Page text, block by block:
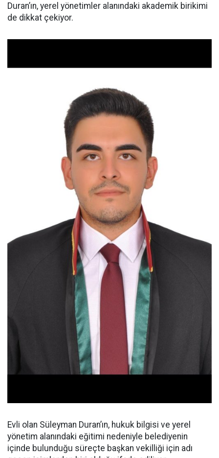
Duran’ın, yerel yönetimler alanındaki akademik birikimi
de dikkat çekiyor.
Evli olan Süleyman Duran’ın, hukuk bilgisi ve yerel
yönetim alanındaki eğitimi nedeniyle belediyenin
içinde bulunduğu süreçte başkan vekilliği için adı